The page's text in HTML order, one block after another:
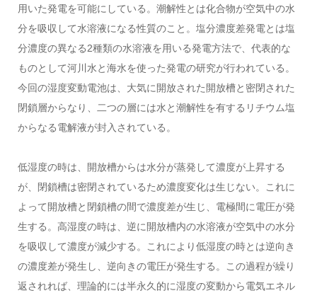
用いた発電を可能にしている。潮解性とは化合物が空気中の水
分を吸収して水溶液になる性質のこと。塩分濃度差発電とは塩
分濃度の異なる2種類の水溶液を用いる発電方法で、代表的な
ものとして河川水と海水を使った発電の研究が行われている。
今回の湿度変動電池は、大気に開放された開放槽と密閉された
閉鎖層からなり、二つの層には水と潮解性を有するリチウム塩
からなる電解液が封入されている。
低湿度の時は、開放槽からは水分が蒸発して濃度が上昇する
が、閉鎖槽は密閉されているため濃度変化は生じない。これに
よって開放槽と閉鎖槽の間で濃度差が生じ、電極間に電圧が発
生する。高湿度の時は、逆に開放槽内の水溶液が空気中の水分
を吸収して濃度が減少する。これにより低湿度の時とは逆向き
の濃度差が発生し、逆向きの電圧が発生する。この過程が繰り
返されれば、理論的には半永久的に湿度の変動から電気エネル